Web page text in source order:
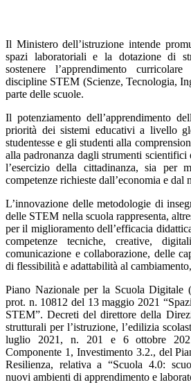
Il Ministero dell’istruzione intende
spazi laboratoriali e la dotazione di
sostenere l’apprendimento
discipline STEM (Scienze, Tecnologia,
parte delle scuole.
Il potenziamento dell’apprendimento
priorità dei sistemi educativi a livello
studentesse e gli studenti alla
alla padronanza dagli strumenti scientifici
l’esercizio della cittadinanza, sia per
competenze richieste dall’economia e dal
L’innovazione delle metodologie di
delle STEM nella scuola rappresenta,
per il miglioramento dell’efficacia
competenze tecniche, creative,
comunicazione e collaborazione, delle
di flessibilità e adattabilità al
Piano Nazionale per la Scuola Digitale
prot. n. 10812 del 13 maggio 2021
STEM”. Decreti del direttore della
strutturali per l’istruzione, l’edilizia
luglio 2021, n. 201 e 6 ottobre
Componente 1, Investimento 3.2., del
Resilienza, relativa a “Scuola 4.0:
nuovi ambienti di apprendimento e